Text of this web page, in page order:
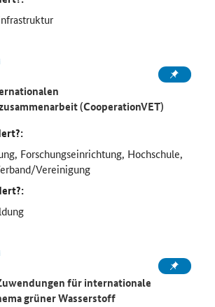
(CooperationVET)
Forschungseinrichtung, Hochschule,
Vereinigung
für internationale
grüner Wasserstoff